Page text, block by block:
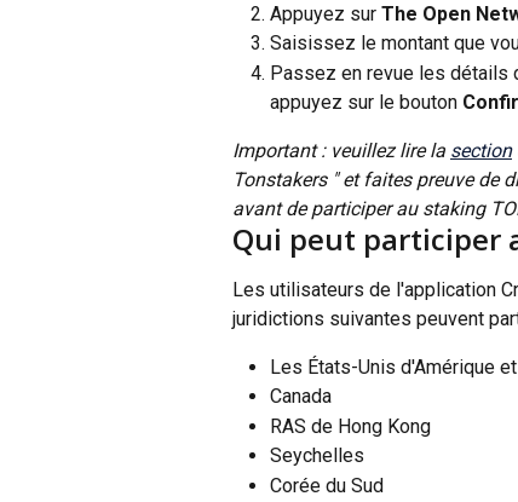
Appuyez sur The Open
Saisissez le montant que
Passez en revue les détails
appuyez sur le bouton
Important : veuillez lire la section
Tonstakers " et faites preuve de
avant de participer au staking
Qui peut participer
Les utilisateurs de l'application
juridictions suivantes peuvent
Les États-Unis d'Amérique
Canada
RAS de Hong Kong
Seychelles
Corée du Sud